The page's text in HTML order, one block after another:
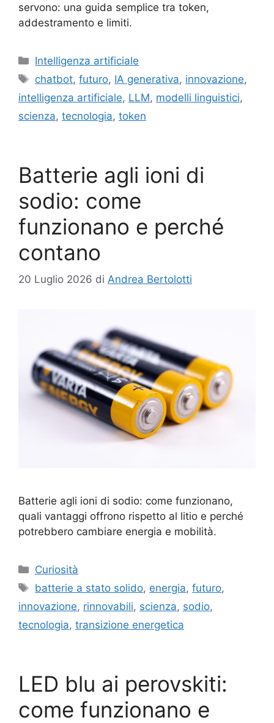
servono: una guida semplice tra token,
addestramento e limiti.
Categorie
Intelligenza artificiale
Tag
chatbot,futuro, IA generativa, innovazione,
intelligenza artificiale, LLM, modelli linguistici,
scienza, tecnologia, token
Batterie agli ioni di
sodio: come
funzionano e perché
contano
20 Luglio 2026 di Andrea Bertolotti
Batterie agli ioni di sodio: come funzionano,
quali vantaggi offrono rispetto al litio e perché
potrebbero cambiare energia e mobilità.
Categorie
Curiosità
Tag
batterie a stato solido, energia,futuro,
innovazione, rinnovabili, scienza, sodio,
tecnologia, transizione energetica
LED blu ai perovskiti:
come funzionano e